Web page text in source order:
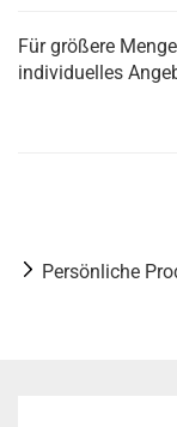
Für größere
individuelles
Persönliche